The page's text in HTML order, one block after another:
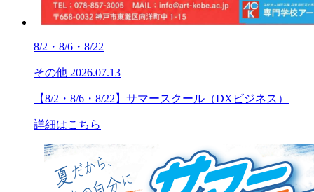
8/2・8/6・8/22
その他 2026.07.13
【8/2・8/6・8/22】サマースクール（DXビジネス）
詳細はこちら